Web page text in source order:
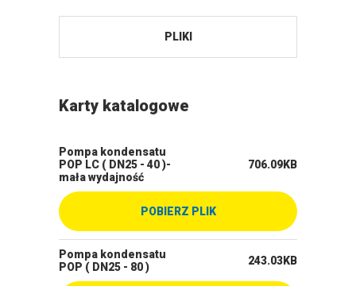
PLIKI
Karty katalogowe
Pompa kondensatu
POP LC ( DN25 - 40 )-
mała wydajność
706.09KB
POBIERZ PLIK
Pompa kondensatu
POP ( DN25 - 80 )
243.03KB